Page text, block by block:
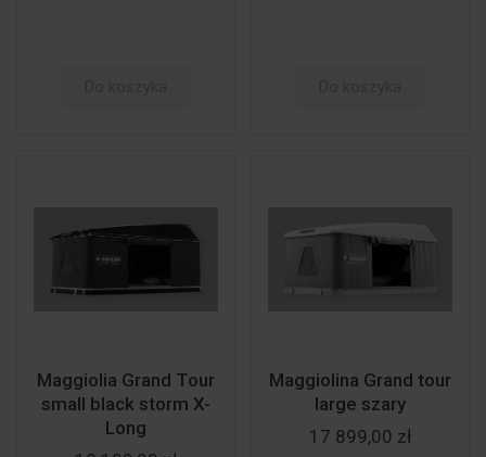
Maggiolia Grand Tour
small black storm X-
Long
Maggiolina Grand tour
large szary
17 899,00 zł